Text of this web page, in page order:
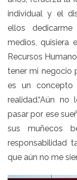
individual y el
ellos
medios, quisiera
Recursos
tener mi negocio
es un
realidad.“Aún
pasar por ese
sus muñecos
responsabilidad
que aún no me